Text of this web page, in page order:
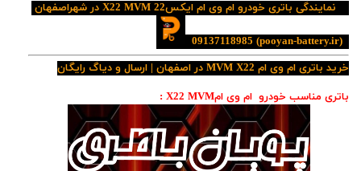
نمایندگی باتری خودرو ام وی ام ایکس22 X22 MVM در شهراصفهان
(pooyan-battery.ir)
09137118985
خرید باتری ام وی ام MVM X22 در اصفهان | ارسال و دیاگ رایگان
باتری مناسب خودرو ام وی امX22 MVM :